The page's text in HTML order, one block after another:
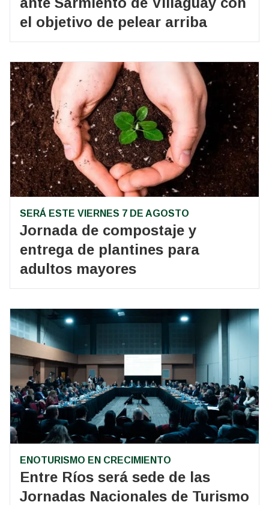
el objetivo de pelear arriba
SERÁ ESTE VIERNES 7 DE AGOSTO
Jornada de compostaje y
entrega de plantines para
adultos mayores
ENOTURISMO EN CRECIMIENTO
Entre Ríos será sede de las
Jornadas Nacionales de Turismo